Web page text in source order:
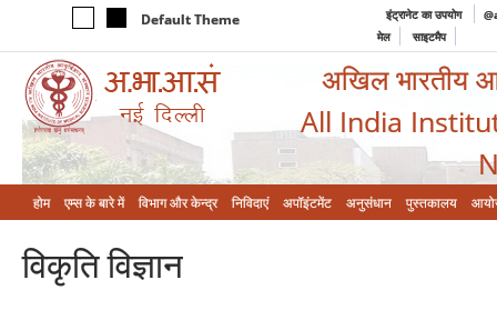
Default Theme इंट्रानेट का उपयोग
मेल
साइटमैप
अखिल भारतीय
All India
होम एम्‍स के बारे में विभाग और केन्‍द्र निविदाएं अपॉइंटमेंट अनुसंधान पुस्तकालय
विकृति विज्ञान